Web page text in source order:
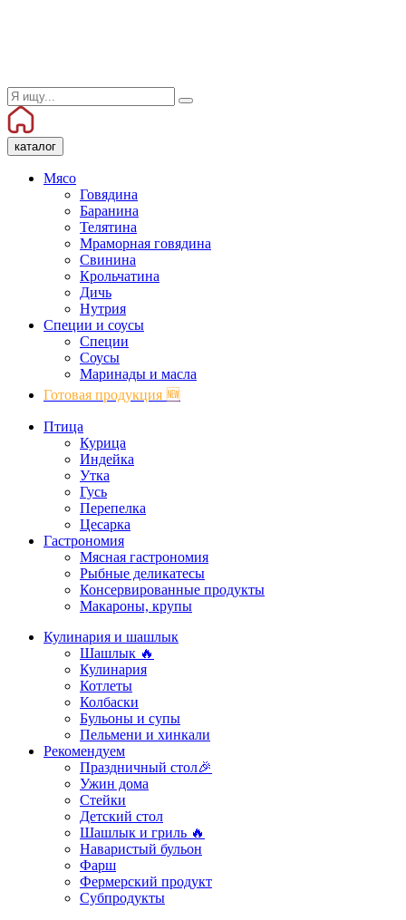
каталог
Мясо
Говядина
Баранина
Телятина
Мраморная говядина
Свинина
Крольчатина
Дичь
Нутрия
Специи и соусы
Специи
Соусы
Маринады и масла
Готовая продукция 🆕
Птица
Курица
Индейка
Утка
Гусь
Перепелка
Цесарка
Гастрономия
Мясная гастрономия
Рыбные деликатесы
Консервированные продукты
Макароны, крупы
Кулинария и шашлык
Шашлык 🔥
Кулинария
Котлеты
Колбаски
Бульоны и супы
Пельмени и хинкали
Рекомендуем
Праздничный стол🎉
Ужин дома
Стейки
Детский стол
Шашлык и гриль 🔥
Наваристый бульон
Фарш
Фермерский продукт
Субпродукты